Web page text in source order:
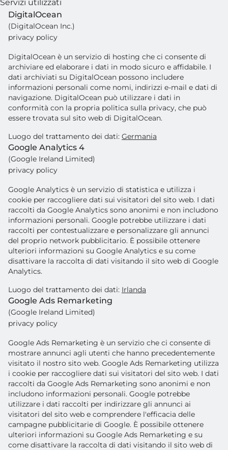
Servizi utilizzati
DigitalOcean
(DigitalOcean Inc.)
privacy policy
DigitalOcean è un servizio di hosting che ci consente di
archiviare ed elaborare i dati in modo sicuro e affidabile. I
dati archiviati su DigitalOcean possono includere
informazioni personali come nomi, indirizzi e-mail e dati di
navigazione. DigitalOcean può utilizzare i dati in
conformità con la propria politica sulla privacy, che può
essere trovata sul sito web di DigitalOcean.
Luogo del trattamento dei dati: Germania
Google Analytics 4
(Google Ireland Limited)
privacy policy
Google Analytics è un servizio di statistica e utilizza i
cookie per raccogliere dati sui visitatori del sito web. I dati
raccolti da Google Analytics sono anonimi e non includono
informazioni personali. Google potrebbe utilizzare i dati
raccolti per contestualizzare e personalizzare gli annunci
del proprio network pubblicitario. È possibile ottenere
ulteriori informazioni su Google Analytics e su come
disattivare la raccolta di dati visitando il sito web di Google
Analytics.
Luogo del trattamento dei dati: Irlanda
Google Ads Remarketing
(Google Ireland Limited)
privacy policy
Google Ads Remarketing è un servizio che ci consente di
mostrare annunci agli utenti che hanno precedentemente
visitato il nostro sito web. Google Ads Remarketing utilizza
i cookie per raccogliere dati sui visitatori del sito web. I dati
raccolti da Google Ads Remarketing sono anonimi e non
includono informazioni personali. Google potrebbe
utilizzare i dati raccolti per indirizzare gli annunci ai
visitatori del sito web e comprendere l'efficacia delle
campagne pubblicitarie di Google. È possibile ottenere
ulteriori informazioni su Google Ads Remarketing e su
come disattivare la raccolta di dati visitando il sito web di